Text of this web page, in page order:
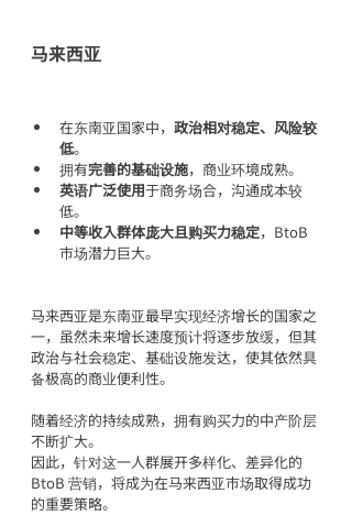
马来西亚
在东南亚国家中， 政治相对稳定、风险较
低。
拥有完善的基础设施，商业环境成熟。
英语广泛使用于商务场合，沟通成本较
低。
中等收入群体庞大且购买力稳定，BtoB
市场潜力巨大。
马来西亚是东南亚最早实现经济增长的国家之
一，虽然未来增长速度预计将逐步放缓，但其
政治与社会稳定、基础设施发达，使其依然具
备极高的商业便利性。
随着经济的持续成熟，拥有购买力的中产阶层
不断扩大。
因此，针对这一人群展开多样化、差异化的
BtoB 营销，将成为在马来西亚市场取得成功
的重要策略。